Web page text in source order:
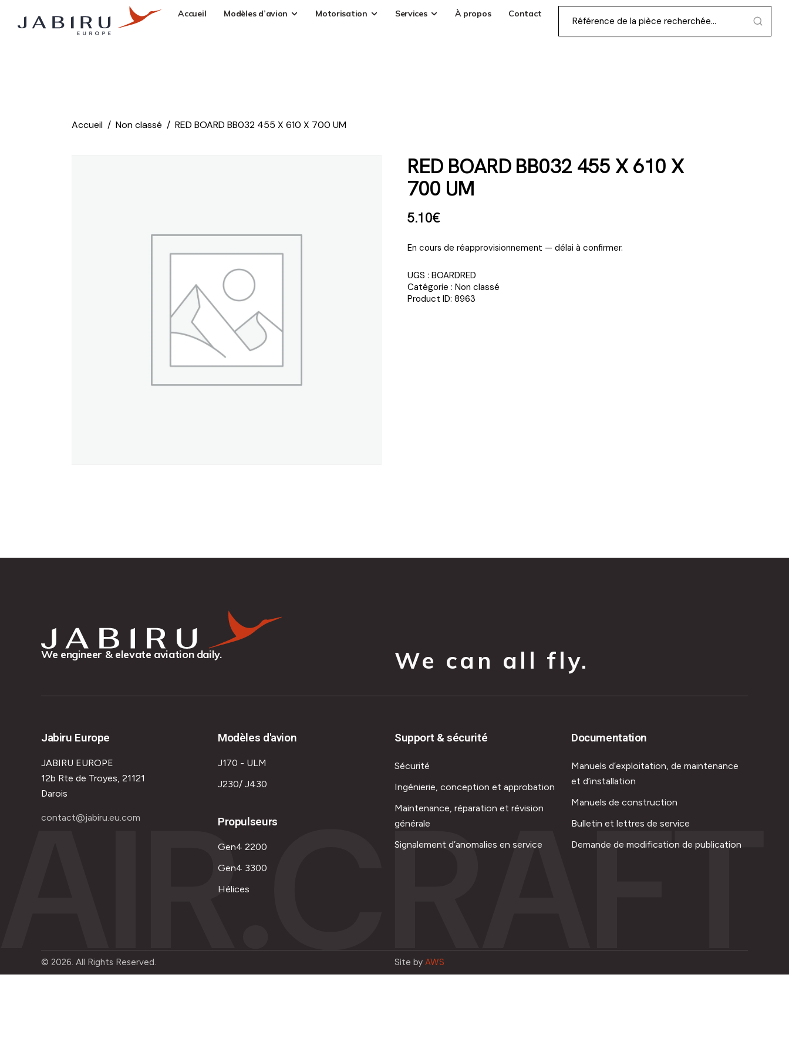
Accueil Modèles d’avion Motorisation Services À propos Contact
Accueil Non classé RED BOARD BB032 455 X 610 X 700 UM
RED BOARD BB032 455 X 610 X
700 UM
5.10€
En cours de réapprovisionnement — délai à confirmer.
UGS : BOARDRED
Catégorie : Non classé
Product ID: 8963
We engineer & elevate aviation daily. We can all fly.
Jabiru Europe
JABIRU EUROPE
12b Rte de Troyes, 21121
Darois
contact@jabiru.eu.com
Modèles d'avion
J170 - ULM
J230/ J430
Propulseurs
Gen4 2200
Gen4 3300
Hélices
Support & sécurité
Sécurité
Ingénierie, conception et approbation
Maintenance, réparation et révision
générale
Signalement d’anomalies en service
Documentation
Manuels d’exploitation, de maintenance
et d’installation
Manuels de construction
Bulletin et lettres de service
Demande de modification de publication
AIR.CRAFT
© 2026. All Rights Reserved. Site by AWS